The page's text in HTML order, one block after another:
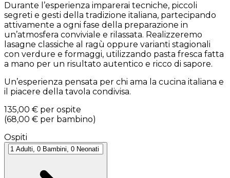
Durante l’esperienza imparerai tecniche, piccoli
segreti e gesti della tradizione italiana, partecipando
attivamente a ogni fase della preparazione in
un’atmosfera conviviale e rilassata. Realizzeremo
lasagne classiche al ragù oppure varianti stagionali
con verdure e formaggi, utilizzando pasta fresca fatta
a mano per un risultato autentico e ricco di sapore.
Un’esperienza pensata per chi ama la cucina italiana e
il piacere della tavola condivisa.
135,00 € per ospite
(68,00 € per bambino)
Ospiti